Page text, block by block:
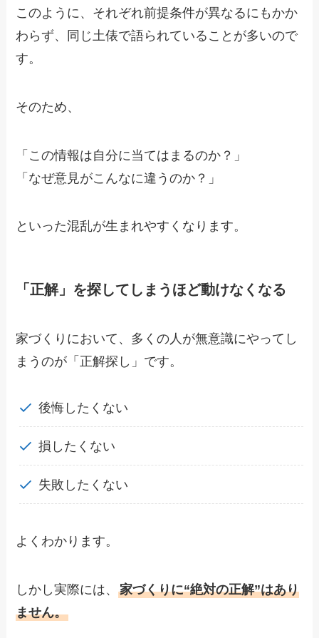
このように、それぞれ前提条件が異なるにもかか
わらず、同じ土俵で語られていることが多いので
す。
そのため、
「この情報は自分に当てはまるのか？」
「なぜ意見がこんなに違うのか？」
といった混乱が生まれやすくなります。
「正解」を探してしまうほど動けなくなる
家づくりにおいて、多くの人が無意識にやってし
まうのが「正解探し」です。
後悔したくない
損したくない
失敗したくない
よくわかります。
しかし実際には、家づくりに“絶対の正解”はあり
ません。